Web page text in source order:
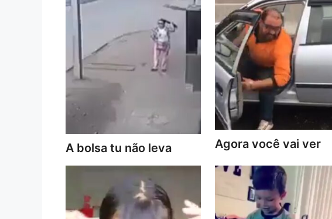
A bolsa tu não leva Agora você vai ver